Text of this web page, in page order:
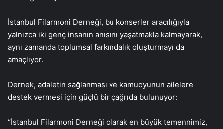
İstanbul Filarmoni Derneği, bu konserler aracılığıyla
yalnızca iki genç insanın anısını yaşatmakla kalmayarak,
aynı zamanda toplumsal farkındalık oluşturmayı da
amaçlıyor.
Dernek, adaletin sağlanması ve kamuoyunun ailelere
destek vermesi için güçlü bir çağrıda bulunuyor:
“İstanbul Filarmoni Derneği olarak en büyük temennimiz,